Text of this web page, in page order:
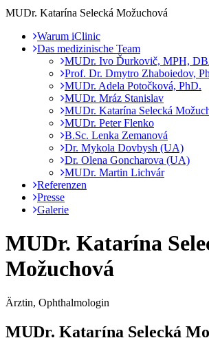
MUDr. Katarína Selecká Možuchová
Warum iClinic
Das medizinische Team
MUDr. Ivo Ďurkovič, MPH,
Prof. Dr. Dmytro Zhaboiedov,
MUDr. Adela Potočková, PhD.
MUDr. Mráz Stanislav
MUDr. Katarína Selecká
MUDr. Peter Flenko
B.Sc. Lenka Zemanová
Dr. Mykola Dovbysh (UA)
Dr. Olena Goncharova (UA)
MUDr. Martin Lichvár
Referenzen
Presse
Galerie
MUDr. Katarína
Možuchová
Ärztin, Ophthalmologin
MUDr. Katarína Selecká